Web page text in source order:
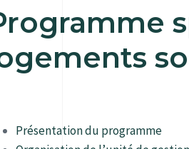
Présentation du programme